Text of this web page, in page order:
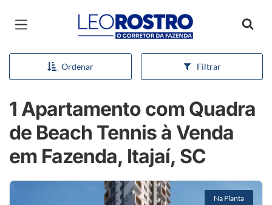
Página inicial
Ordenar Filtrar
1 Apartamento com Quadra
de Beach Tennis à Venda
em Fazenda, Itajaí, SC
Na Planta